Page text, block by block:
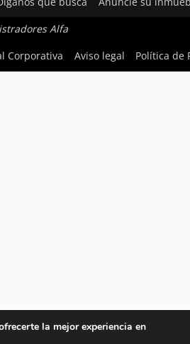
Alfa
Corporativa
Aviso legal Política de
la mejor experiencia en